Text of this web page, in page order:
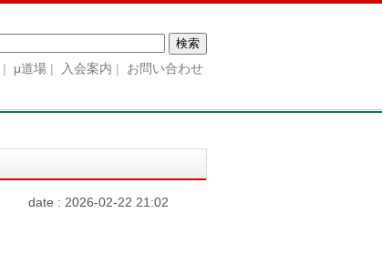
μ道場 入会案内 お問い合わせ
date : 2026-02-22 21:02